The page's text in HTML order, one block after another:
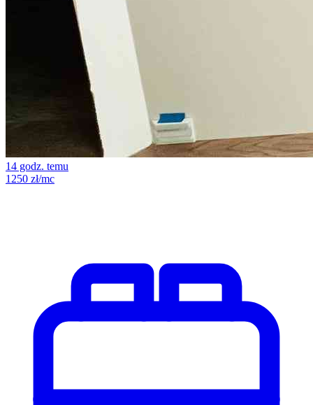
14 godz. temu
1250 zł/mc